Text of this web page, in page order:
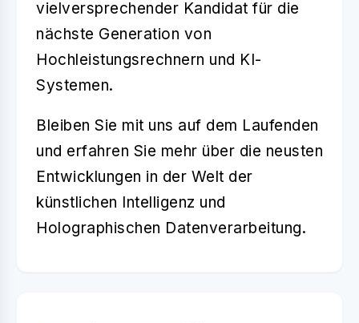
vielversprechender Kandidat für die
nächste Generation von
Hochleistungsrechnern und KI-
Systemen.
Bleiben Sie mit uns auf dem Laufenden
und erfahren Sie mehr über die neusten
Entwicklungen in der Welt der
künstlichen Intelligenz und
Holographischen Datenverarbeitung.